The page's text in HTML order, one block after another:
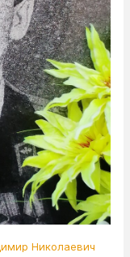
Николаевич